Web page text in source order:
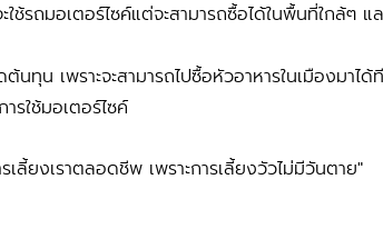
ใช้รถมอเตอร์ไซค์แต่จะสามารถซื้อได้ในพื้นที่ใกล้ๆ
นทุน เพราะจะสามารถไปซื้อหัวอาหารในเมืองมาได้
รใช้มอเตอร์ไซค์
เลี้ยงเราตลอดชีพ เพราะการเลี้ยงวัวไม่มีวันตาย"